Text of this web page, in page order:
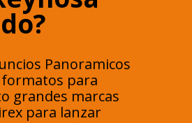
Panoramicos
formatos para
grandes marcas
para lanzar